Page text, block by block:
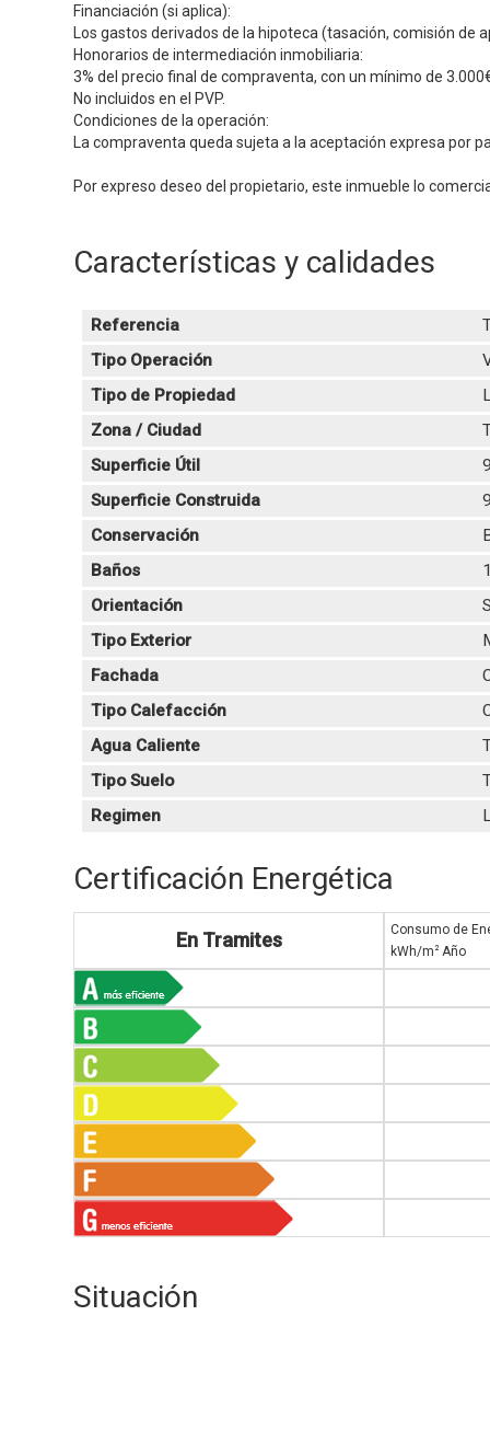
Financiación (si aplica):
Los gastos derivados de la hipoteca (tasación, comisión
Honorarios de intermediación inmobiliaria:
3% del precio final de compraventa, con un mínimo de
No incluidos en el PVP.
Condiciones de la operación:
La compraventa queda sujeta a la aceptación expresa por
Por expreso deseo del propietario, este inmueble lo
Características y calidades
Referencia
Tipo Operación
Tipo de Propiedad
Zona / Ciudad
Superficie Útil
Superficie Construida
Conservación
Baños
Orientación
Tipo Exterior
Fachada
Tipo Calefacción
Agua Caliente
Tipo Suelo
Regimen
Certificación Energética
En Tramites
Consumo de
kWh/m 2Año
Situación